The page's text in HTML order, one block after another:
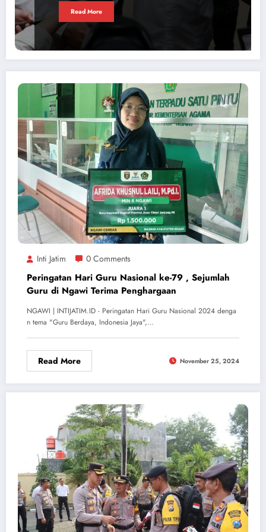
Read More
Inti Jatim 0 Comments
Peringatan Hari Guru Nasional ke-79 , Sejumlah
Guru di Ngawi Terima Penghargaan
NGAWI | INTIJATIM.ID - Peringatan Hari Guru Nasional 2024 denga
n tema "Guru Berdaya, Indonesia Jaya",…
Read More November 25, 2024